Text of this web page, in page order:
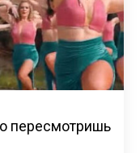
пересмотришь